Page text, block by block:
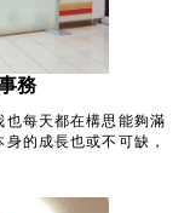
務
每天都在構思能夠滿
的成長也或不可缺，